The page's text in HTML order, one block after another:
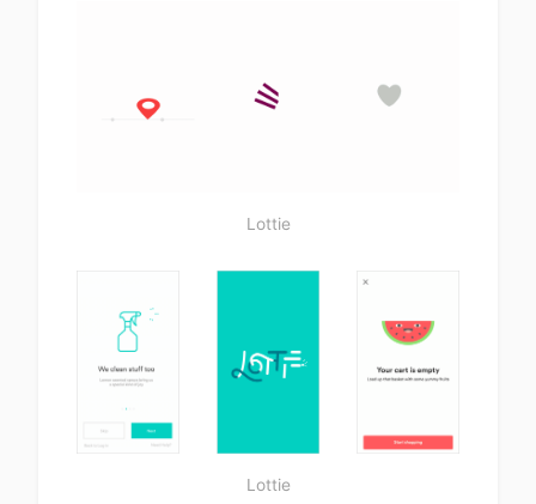
Lottie
Lottie